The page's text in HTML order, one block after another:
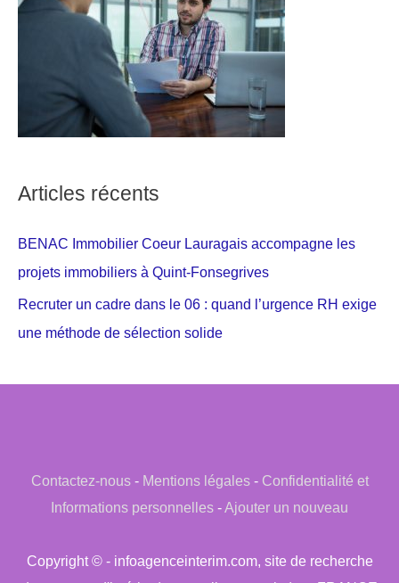
Articles récents
BENAC Immobilier Coeur Lauragais accompagne les
projets immobiliers à Quint-Fonsegrives
Recruter un cadre dans le 06 : quand l’urgence RH exige
une méthode de sélection solide
Contactez-nous- Mentions légales- Confidentialité et
Informations personnelles - Ajouter un nouveau
Copyright © - infoagenceinterim.com, site de recherche